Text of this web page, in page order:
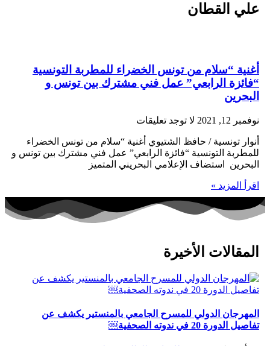
علي القطان
أغنية “سلام من تونس الخضراء للمطربة التونسية
“فائزة الرابعي” عمل فني مشترك بين تونس و
البحرين
نوفمبر 12, 2021 لا توجد تعليقات
أنوار تونسية / حافظ الشتيوي أغنية “سلام من تونس الخضراء
للمطربة التونسية “فائزة الرابعي” عمل فني مشترك بين تونس و
البحرين استضاف الإعلامي البحريني المتميز
اقرأ المزيد »
المقالات الأخيرة
المهرجان الدولي للمسرح الجامعي بالمنستير يكشف عن
تفاصيل الدورة 20 في ندوته الصحفية￼